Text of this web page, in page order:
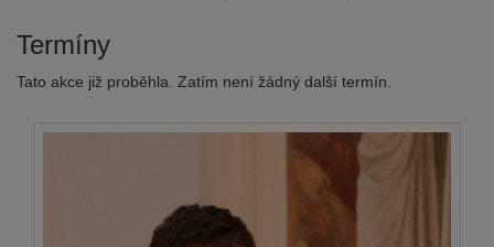
Termíny
Tato akce již proběhla. Zatím není žádný další termín.